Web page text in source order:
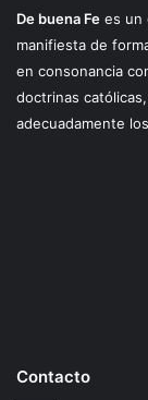
De buena Fe es un
manifiesta de
en consonancia
doctrinas
adecuadamente
Contacto